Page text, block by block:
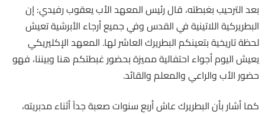
بعد الترحيب بغبطته، قال رئيس المعهد الأب يعقوب رفيدي: إن
البطريركية اللاتينية في القدس وفي جميع أرجاء الأبرشية تعيش
لحظة تاريخية بتعينكم البطريرك العاشر لها. المعهد الإكليريكي
يعيش اليوم أجواء احتفالية مميزة بحضور غبطتكم هنا وبيننا، فهو
حضور الأب والراعي والمعلم والقائد.
كما أشار بأن البطريرك عاش أربع سنوات صعبة جداً أثناء مدبريته،